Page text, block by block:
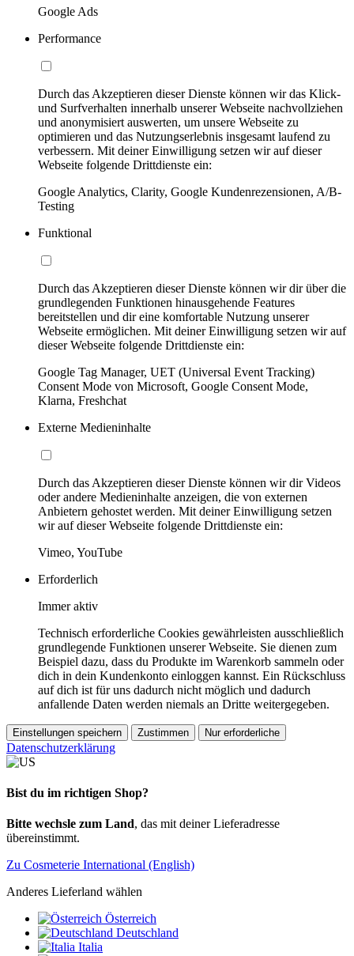
Google Ads
Performance
Durch das Akzeptieren dieser Dienste können wir das Klick-
und Surfverhalten innerhalb unserer Webseite nachvollziehen
und anonymisiert auswerten, um unsere Webseite zu
optimieren und das Nutzungserlebnis insgesamt laufend zu
verbessern. Mit deiner Einwilligung setzen wir auf dieser
Webseite folgende Drittdienste ein:
Google Analytics, Clarity, Google Kundenrezensionen, A/B-
Testing
Funktional
Durch das Akzeptieren dieser Dienste können wir dir über die
grundlegenden Funktionen hinausgehende Features
bereitstellen und dir eine komfortable Nutzung unserer
Webseite ermöglichen. Mit deiner Einwilligung setzen wir auf
dieser Webseite folgende Drittdienste ein:
Google Tag Manager, UET (Universal Event Tracking)
Consent Mode von Microsoft, Google Consent Mode,
Klarna, Freshchat
Externe Medieninhalte
Durch das Akzeptieren dieser Dienste können wir dir Videos
oder andere Medieninhalte anzeigen, die von externen
Anbietern gehostet werden. Mit deiner Einwilligung setzen
wir auf dieser Webseite folgende Drittdienste ein:
Vimeo, YouTube
Erforderlich
Immer aktiv
Technisch erforderliche Cookies gewährleisten ausschließlich
grundlegende Funktionen unserer Webseite. Sie dienen zum
Beispiel dazu, dass du Produkte im Warenkorb sammeln oder
dich in dein Kundenkonto einloggen kannst. Ein Rückschluss
auf dich ist für uns dadurch nicht möglich und dadurch
anfallende Daten werden niemals an Dritte weitergegeben.
Einstellungen speichern Zustimmen Nur erforderliche
Datenschutzerklärung
Bist du im richtigen Shop?
Bitte wechsle zum Land, das mit deiner Lieferadresse
übereinstimmt.
Zu Cosmeterie International (English)
Anderes Lieferland wählen
Österreich
Deutschland
Italia